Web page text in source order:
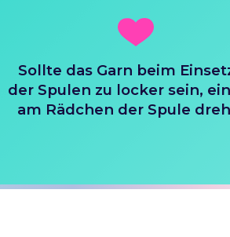
Sollte das Garn beim
der Spulen zu locker sein,
am Rädchen der Spule